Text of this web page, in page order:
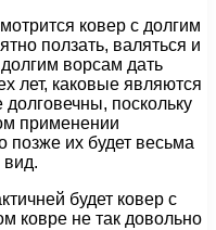
ковер с долгим
ползать, валяться и
ворсам дать
лет, каковые являются
поскольку
применении
позже их будет весьма
будет ковер с
ковре не так довольно